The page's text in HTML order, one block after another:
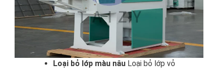
Loại bỏ lớp màu nâu Loại bỏ lớp vỏ